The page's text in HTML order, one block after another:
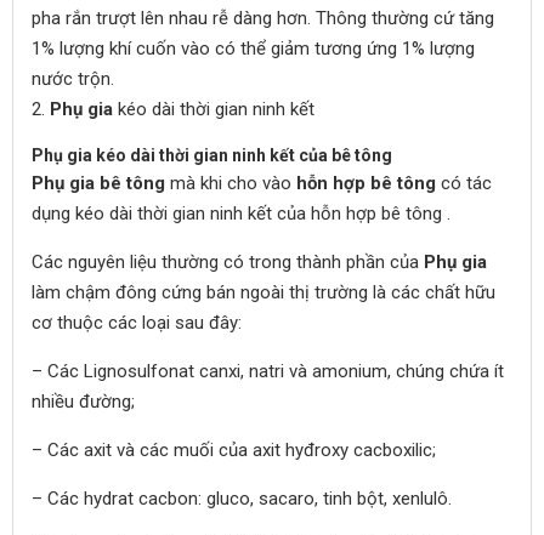
pha rắn trượt lên nhau rễ dàng hơn. Thông thường cứ tăng
1% lượng khí cuốn vào có thể giảm tương ứng 1% lượng
nước trộn.
2. Phụ gia kéo dài thời gian ninh kết
Phụ gia kéo dài thời gian ninh kết của bê tông
Phụ gia bê tông mà khi cho vào hỗn hợp bê tông có tác
dụng kéo dài thời gian ninh kết của hỗn hợp bê tông .
Các nguyên liệu thường có trong thành phần của Phụ gia
làm chậm đông cứng bán ngoài thị trường là các chất hữu
cơ thuộc các loại sau đây:
– Các Lignosulfonat canxi, natri và amonium, chúng chứa ít
nhiều đường;
– Các axit và các muối của axit hyđroxy cacboxilic;
– Các hydrat cacbon: gluco, sacaro, tinh bột, xenlulô.